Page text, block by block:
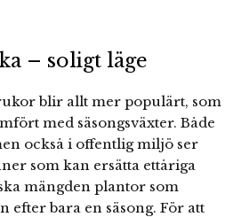
– soligt läge
blir allt mer populärt, som
med säsongsväxter. Både
också i offentlig miljö ser
som kan ersätta ettåriga
mängden plantor som
efter bara en säsong. För att